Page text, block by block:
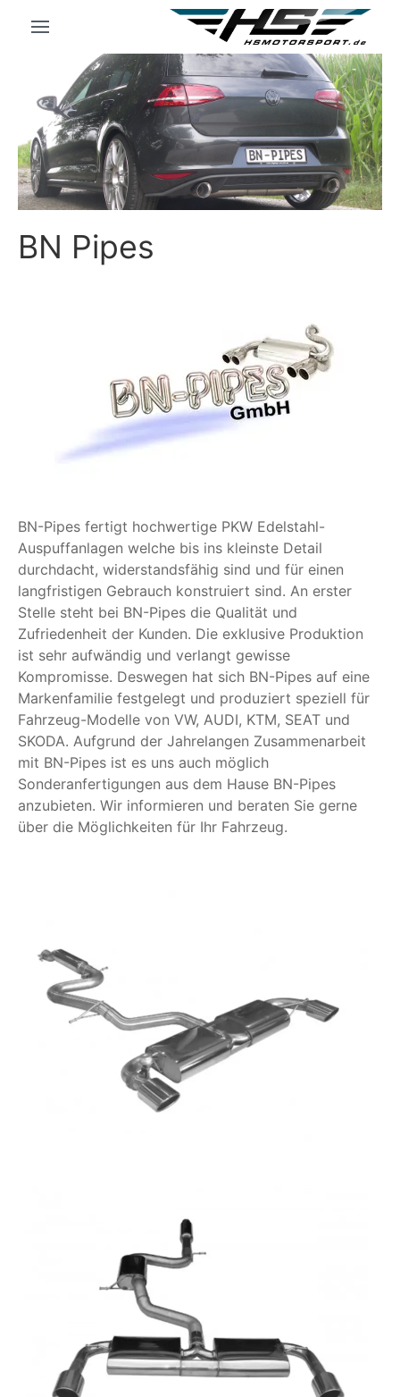
BN Pipes
BN-Pipes fertigt hochwertige PKW Edelstahl-
Auspuffanlagen welche bis ins kleinste Detail
durchdacht, widerstandsfähig sind und für einen
langfristigen Gebrauch konstruiert sind. An erster
Stelle steht bei BN-Pipes die Qualität und
Zufriedenheit der Kunden. Die exklusive Produktion
ist sehr aufwändig und verlangt gewisse
Kompromisse. Deswegen hat sich BN-Pipes auf eine
Markenfamilie festgelegt und produziert speziell für
Fahrzeug-Modelle von VW, AUDI, KTM, SEAT und
SKODA. Aufgrund der Jahrelangen Zusammenarbeit
mit BN-Pipes ist es uns auch möglich
Sonderanfertigungen aus dem Hause BN-Pipes
anzubieten. Wir informieren und beraten Sie gerne
über die Möglichkeiten für Ihr Fahrzeug.